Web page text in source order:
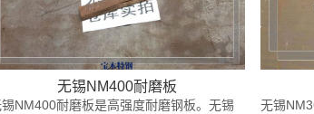
无锡NM400耐磨板
NM400耐磨板是高强度耐磨钢板。无锡
无锡